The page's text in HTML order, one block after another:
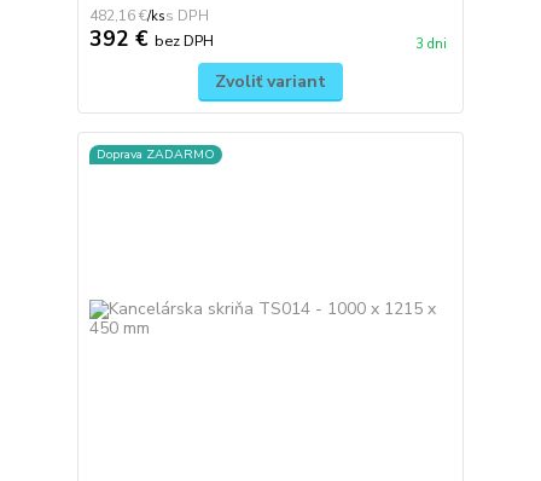
482,16 €/ks
392 € bez DPH 3 dni
Zvoliť variant
Doprava ZADARMO